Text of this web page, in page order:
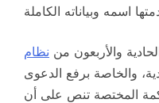
والأربعون من نظام
والخاصة برفع الدعوى
المختصة تنص على أن